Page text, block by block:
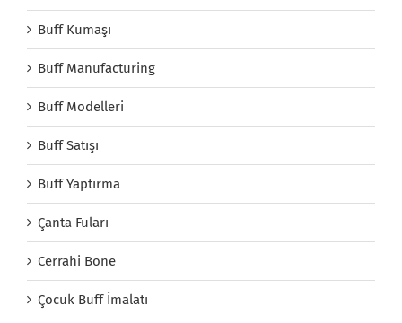
Buff Kumaşı
Buff Manufacturing
Buff Modelleri
Buff Satışı
Buff Yaptırma
Çanta Fuları
Cerrahi Bone
Çocuk Buff İmalatı